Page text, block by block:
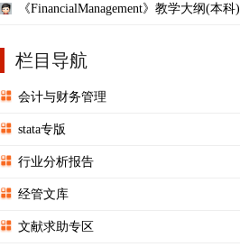
《FinancialManagement》教学大纲(本科)
栏目导航
会计与财务管理
stata专版
行业分析报告
经管文库
文献求助专区